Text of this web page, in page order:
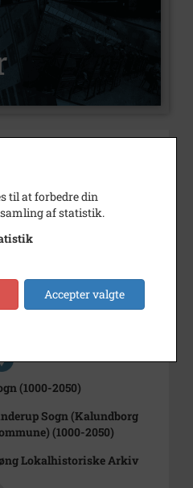
Samuelsen
Jørgensen, Sjællands
(1000-2050)
Sogn (Kalundborg
(1000-2050)
Lokalhistoriske Arkiv
til at forbedre din
af statistik.
Accepter valgte